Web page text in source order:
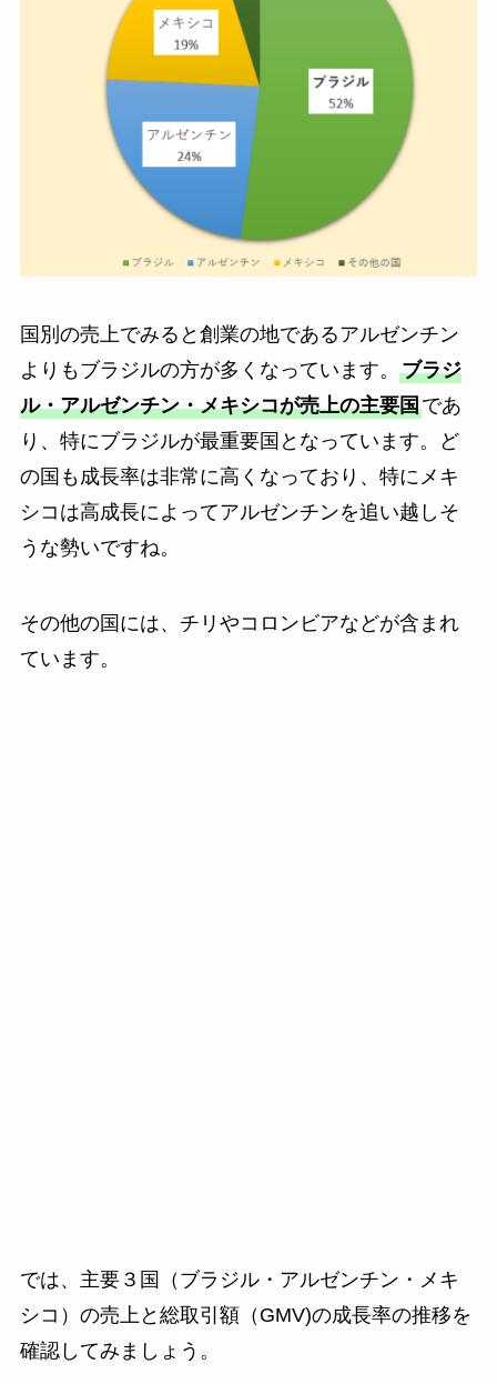
国別の売上でみると創業の地であるアルゼンチン
よりもブラジルの方が多くなっています。 ブラジ
ル・アルゼンチン・メキシコが売上の主要国であ
り、特にブラジルが最重要国となっています。ど
の国も成長率は非常に高くなっており、特にメキ
シコは高成長によってアルゼンチンを追い越しそ
うな勢いですね。
その他の国には、チリやコロンビアなどが含まれ
ています。
では、主要３国（ブラジル・アルゼンチン・メキ
シコ）の売上と総取引額（GMV)の成長率の推移を
確認してみましょう。